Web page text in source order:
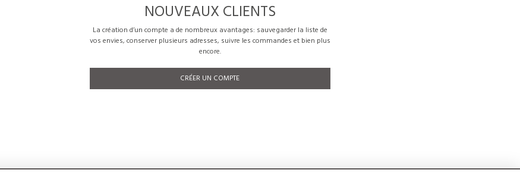
NOUVEAUX CLIENTS
La création d’un compte a de nombreux avantages: sauvegarder la liste de
vos envies, conserver plusieurs adresses, suivre les commandes et bien plus
encore.
CRÉER UN COMPTE